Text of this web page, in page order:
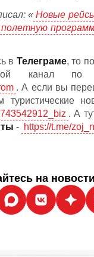
« Новые
в Телеграме, то
канал по
. А если вы
туристические
. А
- https://t.me/
на